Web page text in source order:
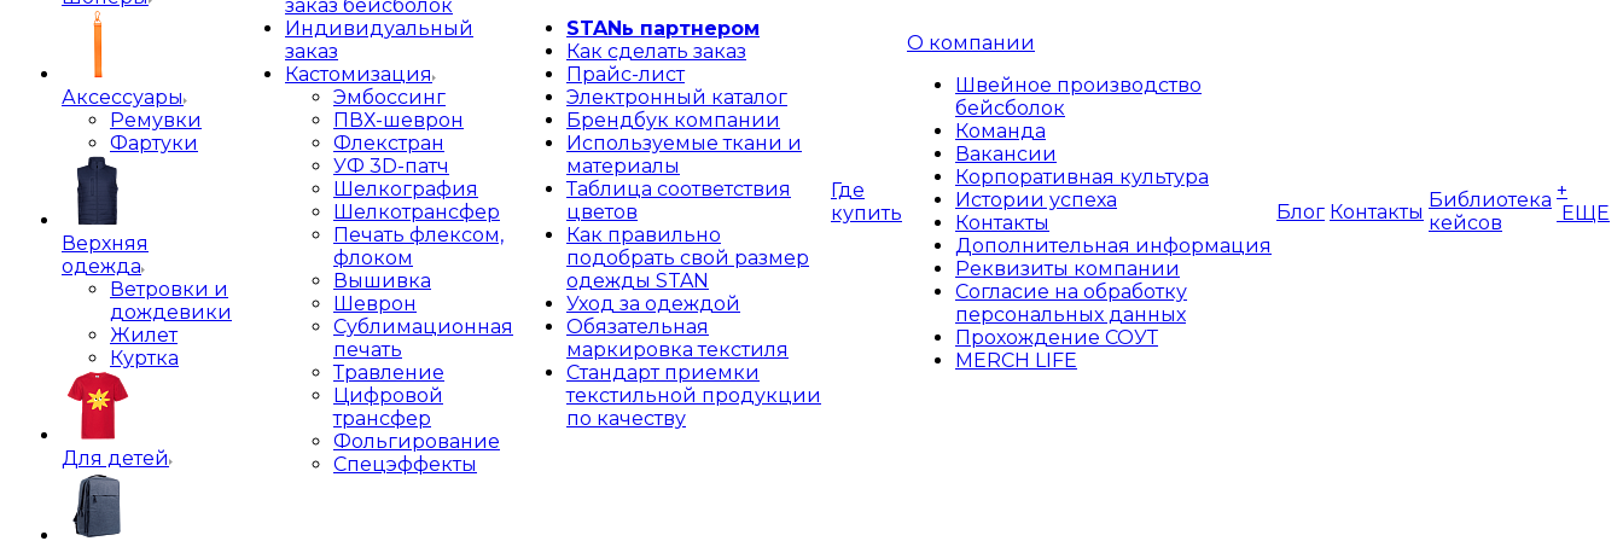
Аксессуары
Ремувки
Фартуки
Верхняя
одежда
Ветровки и
дождевики
Жилет
Куртка
Для детей
заказ бейсболок
Индивидуальный
заказ
Кастомизация
Эмбоссинг
ПВХ-шеврон
Флекстран
УФ 3D-патч
Шелкография
Шелкотрансфер
Печать флексом,
флоком
Вышивка
Шеврон
Сублимационная
печать
Травление
Цифровой
трансфер
Фольгирование
Спецэффекты
STANь партнером
Как сделать заказ
Прайс-лист
Электронный каталог
Брендбук компании
Используемые ткани и
материалы
Таблица соответствия
цветов
Как правильно
подобрать свой размер
одежды STAN
Уход за одеждой
Обязательная
маркировка текстиля
Стандарт приемки
текстильной продукции
по качеству
Где
купить
О компании
Швейное производство
бейсболок
Команда
Вакансии
Корпоративная культура
Истории успеха
Контакты
Дополнительная информация
Реквизиты компании
Согласие на обработку
персональных данных
Прохождение СОУТ
MERCH LIFE
Блог Контакты
Библиотека
кейсов
+
ЕЩЕ